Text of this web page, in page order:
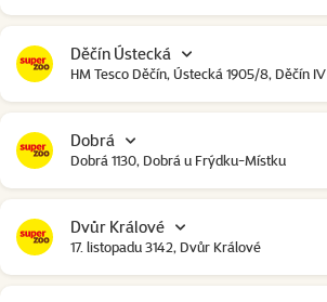
Děčín Ústecká
HM Tesco Děčín, Ústecká 1905/8, Děčín IV
Dobrá
Dobrá 1130, Dobrá u Frýdku-Místku
Dvůr Králové
17. listopadu 3142, Dvůr Králové